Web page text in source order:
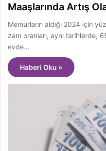
Maaşlarında Artış
Memurların aldığı 2024 için
zam oranları, aynı tarihlerde,
evde…
Haberi Oku »